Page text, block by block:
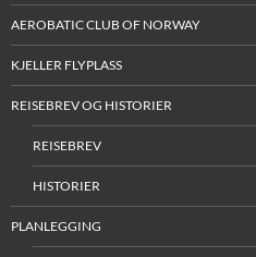
AEROBATIC CLUB OF NORWAY
KJELLER FLYPLASS
REISEBREV OG HISTORIER
REISEBREV
HISTORIER
PLANLEGGING